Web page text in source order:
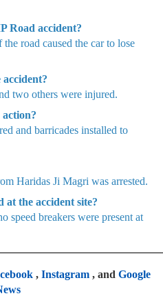
Road accident?
road caused the car to lose
two others were injured.
and barricades installed to
Haridas Ji Magri was arrested.
at the accident site?
speed breakers were present at
, Instagram, and Google